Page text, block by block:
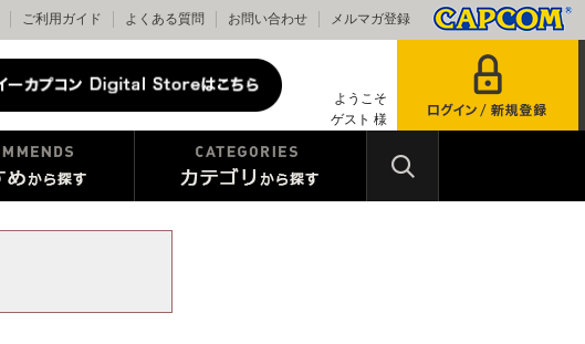
ご利用ガイド よくある質問 お問い合わせ メルマガ登録
ようこそ
ゲスト 様